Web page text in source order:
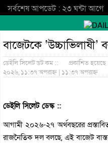
সর্বশেষ আপডেট : ২৩ ঘন্টা আগে
বাজেটকে
ডেইলি সিলেট ডট কম ::
প্রকাশিত
২০২৬, ১১:৩৭ অপরাহ্ন | ১১:৩৭ অপরাহ্ন
ডেইলি সিলেট ডেস্ক ::
আগামী ২০২৬-২৭ অর্থবছরের প্রস্তাবিত
রাজনৈতিক দল বলছে, এই বাজেট